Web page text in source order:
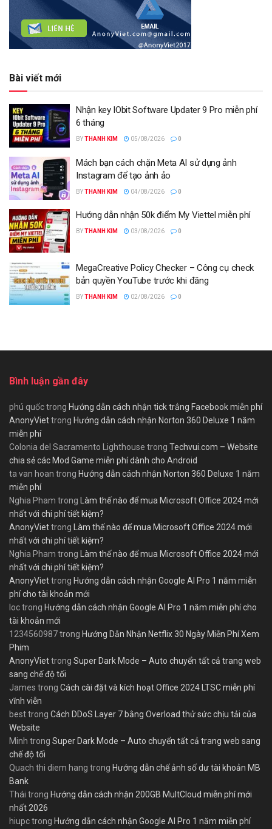
Bài viết mới
Nhận key IObit Software Updater 9 Pro miễn phí
6 tháng
BYTHANH KIM 05/08/2026 0
Mách bạn cách chặn Meta AI sử dụng ảnh
Instagram để tạo ảnh ảo
BYTHANH KIM 04/08/2026 0
Hướng dẫn nhận 50k điểm My Viettel miễn phí
BYTHANH KIM 03/08/2026 0
MegaCreative Policy Checker – Công cụ check
bản quyền YouTube trước khi đăng
BYTHANH KIM 02/08/2026 0
Bình luận gần đây
phú quốctrong Hướng dẫn cách nhận tick trắng Facebook miễn phí
AnonyViettrong Hướng dẫn cách nhận Norton 360 Deluxe 1 năm
miễn phí
Colonia del Sacramento Lighthouse trong Techvui.com – Website
chia sẻ các Mod Game miễn phí dành cho Android
ta van hoan trong Hướng dẫn cách nhận Norton 360 Deluxe 1 năm
miễn phí
Nghia Pham trong Làm thế nào để mua Microsoft Office 2024 mới
nhất với chi phí tiết kiệm?
AnonyViettrong Làm thế nào để mua Microsoft Office 2024 mới
nhất với chi phí tiết kiệm?
Nghia Pham trong Làm thế nào để mua Microsoft Office 2024 mới
nhất với chi phí tiết kiệm?
AnonyViettrong Hướng dẫn cách nhận Google AI Pro 1 năm miễn
phí cho tài khoản mới
loctrong Hướng dẫn cách nhận Google AI Pro 1 năm miễn phí cho
tài khoản mới
1234560987trong Hướng Dẫn Nhận Netflix 30 Ngày Miễn Phí Xem
Phim
AnonyViettrong Super Dark Mode – Auto chuyển tất cả trang web
sang chế độ tối
James trong Cách cài đặt và kích hoạt Office 2024 LTSC miễn phí
vĩnh viễn
besttrong Cách DDoS Layer 7 bằng Overload thử sức chịu tải của
Website
Minh trong Super Dark Mode – Auto chuyển tất cả trang web sang
chế độ tối
Quach thi diem hang trong Hướng dẫn chế ảnh số dư tài khoản MB
Bank
Thái trong Hướng dẫn cách nhận 200GB MultCloud miễn phí mới
nhất 2026
hiupctrong Hướng dẫn cách nhận Google AI Pro 1 năm miễn phí